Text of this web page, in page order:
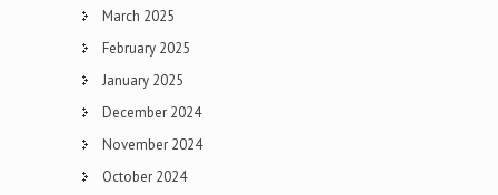
March 2025
February 2025
January 2025
December 2024
November 2024
October 2024